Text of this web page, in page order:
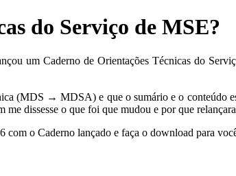
do Serviço de MSE?
um Caderno de Orientações Técnicas do
(MDS → MDSA) e que o sumário e o conteúdo
dissesse o que foi que mudou e por que
com o Caderno lançado e faça o download para